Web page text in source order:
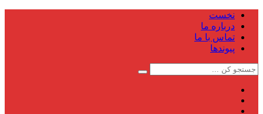
نخست
درباره ما
تماس با ما
پیوندها